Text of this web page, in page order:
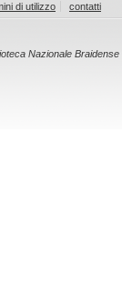
di utilizzo contatti
Nazionale Braidense